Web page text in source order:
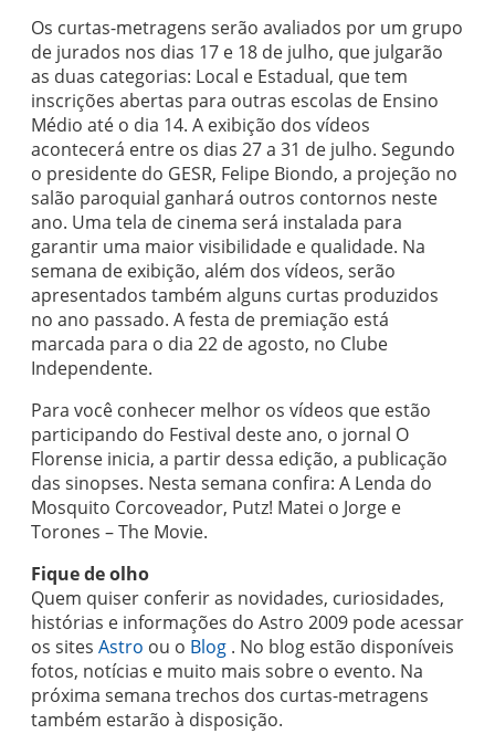
Os curtas-metragens serão avaliados por um grupo
de jurados nos dias 17 e 18 de julho, que julgarão
as duas categorias: Local e Estadual, que tem
inscrições abertas para outras escolas de Ensino
Médio até o dia 14. A exibição dos vídeos
acontecerá entre os dias 27 a 31 de julho. Segundo
o presidente do GESR, Felipe Biondo, a projeção no
salão paroquial ganhará outros contornos neste
ano. Uma tela de cinema será instalada para
garantir uma maior visibilidade e qualidade. Na
semana de exibição, além dos vídeos, serão
apresentados também alguns curtas produzidos
no ano passado. A festa de premiação está
marcada para o dia 22 de agosto, no Clube
Independente.
Para você conhecer melhor os vídeos que estão
participando do Festival deste ano, o jornal O
Florense inicia, a partir dessa edição, a publicação
das sinopses. Nesta semana confira: A Lenda do
Mosquito Corcoveador, Putz! Matei o Jorge e
Torones – The Movie.
Fique de olho
Quem quiser conferir as novidades, curiosidades,
histórias e informações do Astro 2009 pode acessar
os sites Astro ou o Blog . No blog estão disponíveis
fotos, notícias e muito mais sobre o evento. Na
próxima semana trechos dos curtas-metragens
também estarão à disposição.